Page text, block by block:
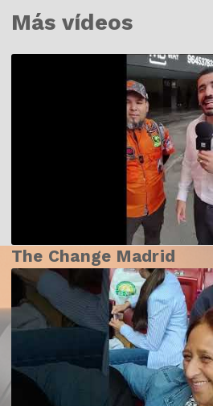
Más vídeos
The Change Madrid